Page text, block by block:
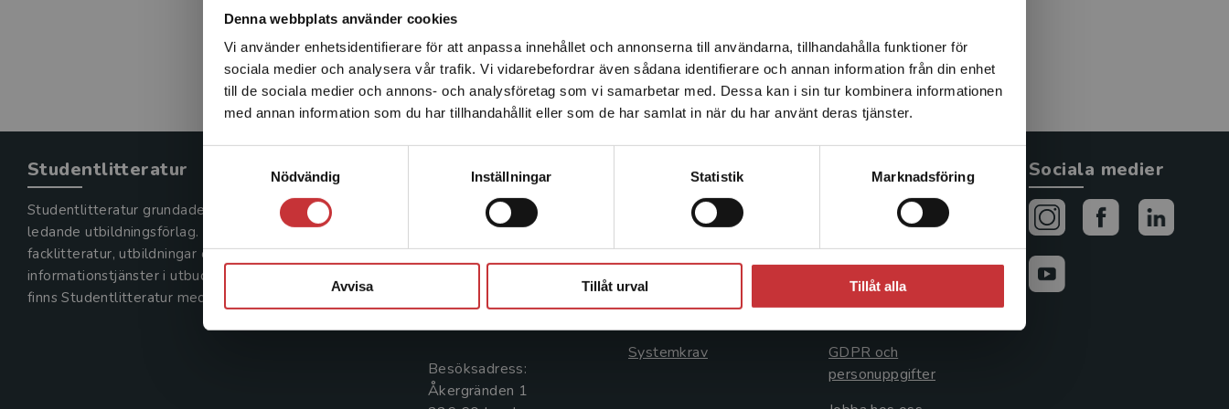
Denna webbplats använder cookies
Vi använder enhetsidentifierare för att anpassa innehållet och annonserna till användarna, tillhandahålla funktioner för
sociala medier och analysera vår trafik. Vi vidarebefordrar även sådana identifierare och annan information från din enhet
till de sociala medier och annons- och analysföretag som vi samarbetar med. Dessa kan i sin tur kombinera informationen
med annan information som du har tillhandahållit eller som de har samlat in när du har använt deras tjänster.
Nödvändig
Inställningar Statistik Marknadsföring
Avvisa Tillåt urval Tillåt alla
Det verkar som att du besöker studentlitteratur.se via en
enhet utanför Sverige. Vi erbjuder inte leveranser utanför
Sverige. För att kunna slutföra ett köp måste
leveransadressen vara i Sverige.Läs mer
Studentlitteratur
Studentlitteratur grundades 1963 och är idag Sveriges
ledande utbildningsförlag. Med läromedel, kurslitteratur,
facklitteratur, utbildningar och digitala
informationstjänster i utbudet,
finns Studentlitteratur med längs hela kunskapsresan.
Kontakta oss
Kontakta oss
046-31 20 00
Box 141
221 00 Lund
Besöksadress:
Åkergränden 1
Kundservice
Kontakta kundservice
046-31 21 00
Frågor och svar
Systemkrav
Allmänna länkar
Avtal och rättigheter
Cookies
GDPR och
personuppgifter
Sociala medier